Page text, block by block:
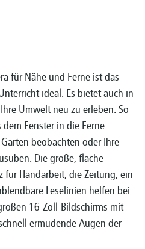
für Nähe und Ferne ist das
ideal. Es bietet auch in
Umwelt neu zu erleben. So
Fenster in die Ferne
beobachten oder Ihre
Die große, flache
für Handarbeit, die Zeitung, ein
Leselinien helfen bei
16-Zoll-Bildschirms mit
ermüdende Augen der